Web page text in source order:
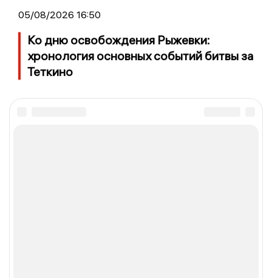
05/08/2026 16:50
Ко дню освобождения Рыжевки:
хронология основных событий битвы за
Теткино